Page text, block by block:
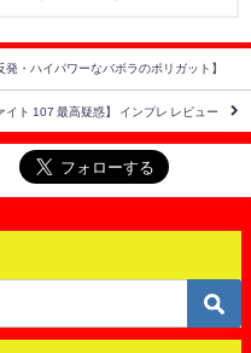
・ハイパワーなバボラのポリガット】
イト 107 最高疑惑】 インプレ レビュー